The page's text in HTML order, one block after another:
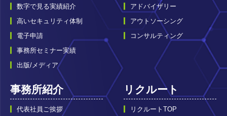
数字で見る実績紹介
高いセキュリティ体制
電子申請
事務所セミナー実績
出版/メディア
アドバイザリー
アウトソーシング
コンサルティング
事務所紹介
代表社員ご挨拶
リクルート
リクルートTOP